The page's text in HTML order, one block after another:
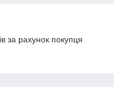
за рахунок покупця